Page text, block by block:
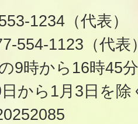
1234（代表）
554-1123（代表
9時から16時45分
日から1月3日を除